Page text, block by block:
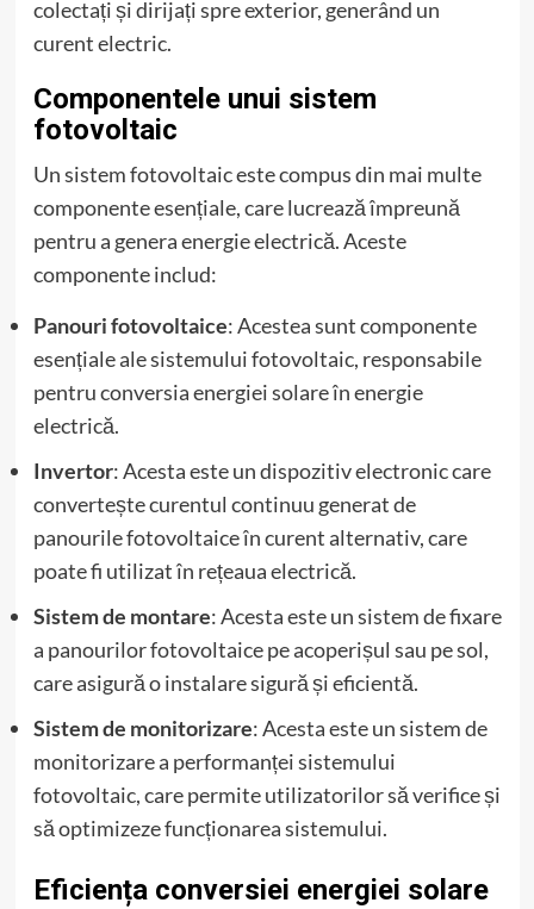
colectați și dirijați spre exterior, generând un
curent electric.
Componentele unui sistem
fotovoltaic
Un sistem fotovoltaic este compus din mai multe
componente esențiale, care lucrează împreună
pentru a genera energie electrică. Aceste
componente includ:
Panouri fotovoltaice: Acestea sunt componente
esențiale ale sistemului fotovoltaic, responsabile
pentru conversia energiei solare în energie
electrică.
Invertor: Acesta este un dispozitiv electronic care
convertește curentul continuu generat de
panourile fotovoltaice în curent alternativ, care
poate fi utilizat în rețeaua electrică.
Sistem de montare: Acesta este un sistem de fixare
a panourilor fotovoltaice pe acoperișul sau pe sol,
care asigură o instalare sigură și eficientă.
Sistem de monitorizare: Acesta este un sistem de
monitorizare a performanței sistemului
fotovoltaic, care permite utilizatorilor să verifice și
să optimizeze funcționarea sistemului.
Eficiența conversiei energiei solare